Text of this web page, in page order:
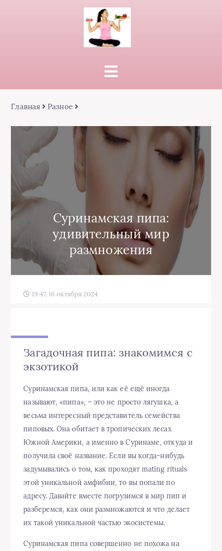
Главная Разное
Суринамская пипа:
удивительный мир
размножения
19:47, 16 октября 2024
Загадочная пипа: знакомимся с
экзотикой
Суринамская пипа, или как её ещё иногда
называют, «пипа», – это не просто лягушка, а
весьма интересный представитель семейства
пиповых. Она обитает в тропических лесах
Южной Америки, а именно в Суринаме, откуда и
получила своё название. Если вы когда-нибудь
задумывались о том, как проходят mating rituals
этой уникальной амфибии, то вы попали по
адресу. Давайте вместе погрузимся в мир пип и
разберемся, как они размножаются и что делает
их такой уникальной частью экосистемы.
Суринамская пипа совершенно не похожа на